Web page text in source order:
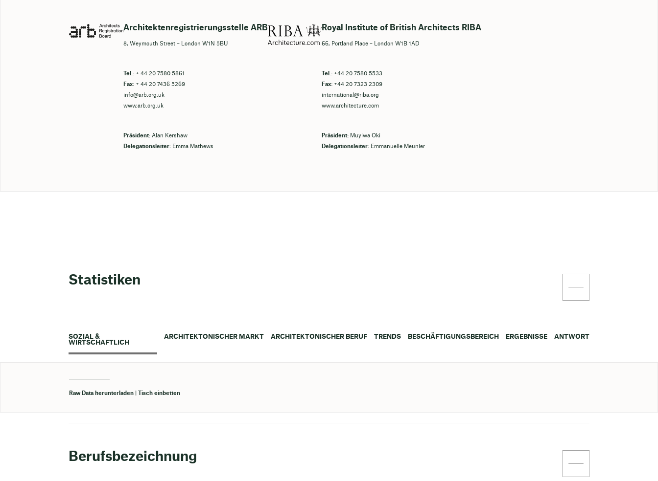
Architektenregistrierungsstelle ARB
8, Weymouth Street – London W1N 5BU
Tel.:+ 44 20 7580 5861
Fax: + 44 20 7436 5269
info@arb.org.uk
www.arb.org.uk
Präsident:Alan Kershaw
Delegationsleiter: Emma Mathews
Royal Institute of British Architects RIBA
66, Portland Place – London W1B 1AD
Tel.: +44 20 7580 5533
Fax: +44 20 7323 2309
international@riba.org
www.architecture.com
Präsident: Muyiwa Oki
Delegationsleiter: Emmanuelle Meunier
Statistiken
SOZIAL &
WIRTSCHAFTLICH
Raw Data herunterladen Tisch einbetten
ARCHITEKTONISCHER MARKT ARCHITEKTONISCHER BERUF TRENDS BESCHÄFTIGUNGSBEREICH ERGEBNISSE ANTWORT
Berufsbezeichnung